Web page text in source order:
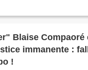
Blaise Compaoré
immanente :
!